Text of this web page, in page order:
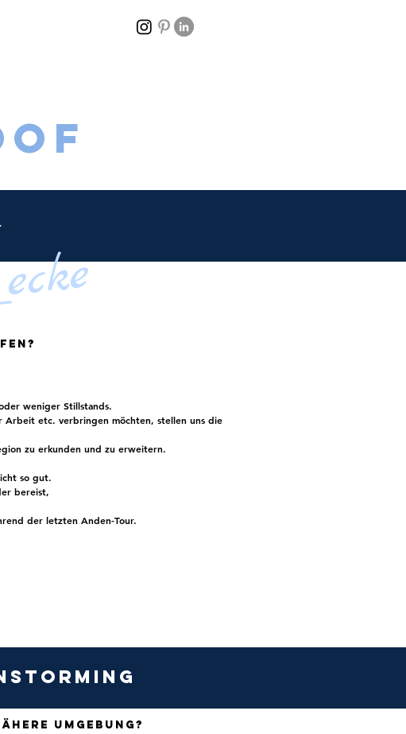
weniger Stillstands.
Arbeit etc. verbringen möchten, stellen uns die
zu erkunden und zu erweitern.
so gut.
bereist,
der letzten Anden-Tour.
umgebung?